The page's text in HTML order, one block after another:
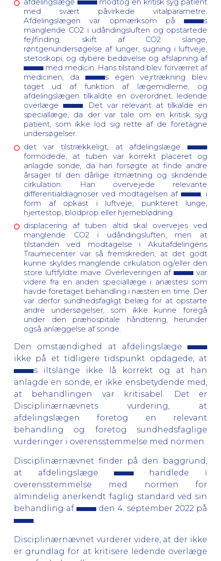
med svært påvirkede vitalparametre.
Afdelingslægen var opmærksom på
s
manglende CO2 i udåndingsluften og opstartede
fejlfinding, skift af CO2 slange,
røntgenundersøgelse af lunger, sugning i luftveje,
stetoskopi, og dybere bedøvelse og afslapning af
med medicin. Hans tilstand blev forværret af
medicinen, da
s egen vejrtrækning blev
taget ud af funktion af lægemidlerne, og
afdelingslægen tilkaldte en overordnet, ledende
overlæge
. Det var relevant at tilkalde en
speciallæge, da der var tale om en kritisk syg
patient, som ikke lod sig rette af de foretagne
undersøgelser.
det var tilstrækkeligt, at afdelingslæge
formodede, at tuben var korrekt placeret og
anlagde sonde, da han forsøgte at finde andre
årsager til den dårlige iltmætning og skridende
cirkulation. Han overvejede relevante
differentialdiagnoser ved modtagelsen af
, i
form af opkast i luftveje, punkteret lunge,
hjertestop, blodprop eller hjerneblødning.
displacering af tuben altid skal overvejes ved
manglende CO2 i udåndingsluften, men at
tilstanden ved modtagelse i Akutafdelingens
Traumecenter var så fremskreden, at det godt
kunne skyldes manglende cirkulation og/eller den
store luftfyldte mave. Overleveringen af
var
videre fra en anden speciallæge i anæstesi som
havde foretaget behandling i næsten en time. Der
var derfor sundhedsfagligt belæg for at opstarte
andre undersøgelser, som ikke kunne foregå
under den præhospitale håndtering, herunder
også anlæggelse af sonde.
Den omstændighed at afdelingslæge
ikke på et tidligere tidspunkt opdagede, at
s iltslange ikke lå korrekt og at han
anlagde en sonde, er ikke ensbetydende med,
at behandlingen var kritisabel. Det er
Disciplinærnævnets vurdering, at
afdelingslægen foretog en relevant
behandling og foretog sundhedsfaglige
vurderinger i overensstemmelse med normen.
Disciplinærnævnet finder på den baggrund,
at afdelingslæge
handlede i
overensstemmelse med normen for
almindelig anerkendt faglig standard ved sin
behandling af
den 4. september 2022 på
.
Disciplinærnævnet vurderer videre, at der ikke
er grundlag for at kritisere ledende overlæge